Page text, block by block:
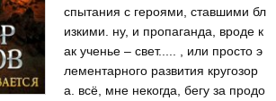
спытания с героями, ставшими бл
изкими. ну, и пропаганда, вроде к
ак ученье – свет..... , или просто э
лементарного развития кругозор
а. всё, мне некогда, бегу за продо